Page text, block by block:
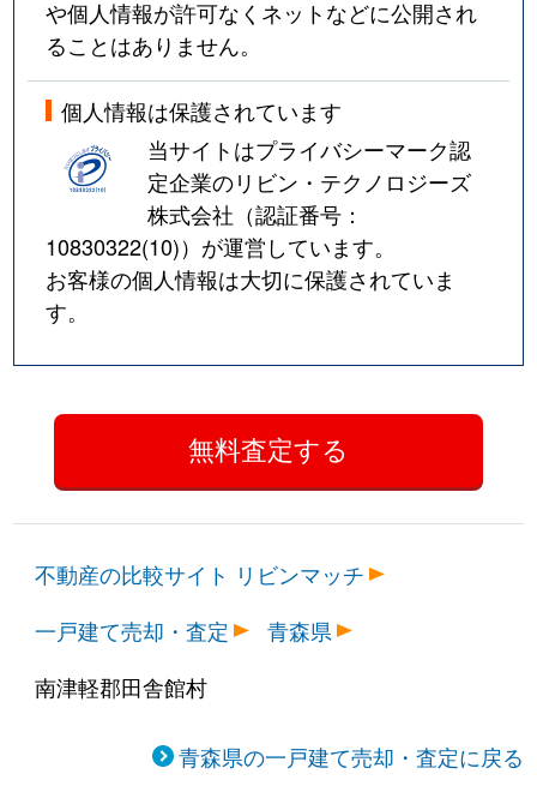
や個人情報が許可なくネットなどに公開され
ることはありません。
個人情報は保護されています
当サイトはプライバシーマーク認
定企業のリビン・テクノロジーズ
株式会社（認証番号：
10830322(10)）が運営しています。
お客様の個人情報は大切に保護されていま
す。
不動産の比較サイト リビンマッチ
一戸建て売却・査定
青森県
南津軽郡田舎館村
青森県の一戸建て売却・査定に戻る